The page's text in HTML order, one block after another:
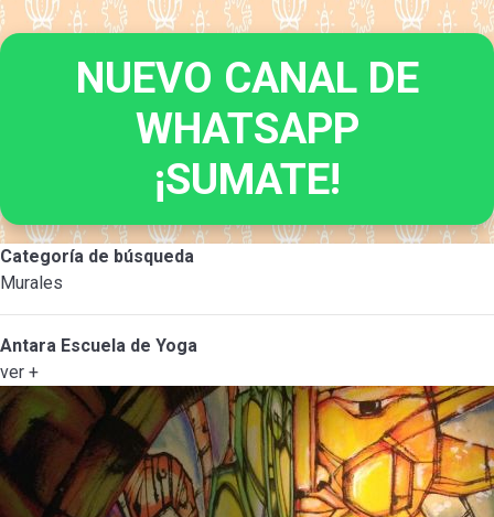
NUEVO CANAL DE
WHATSAPP
¡SUMATE!
Categoría de búsqueda
Murales
Antara Escuela de Yoga
ver +